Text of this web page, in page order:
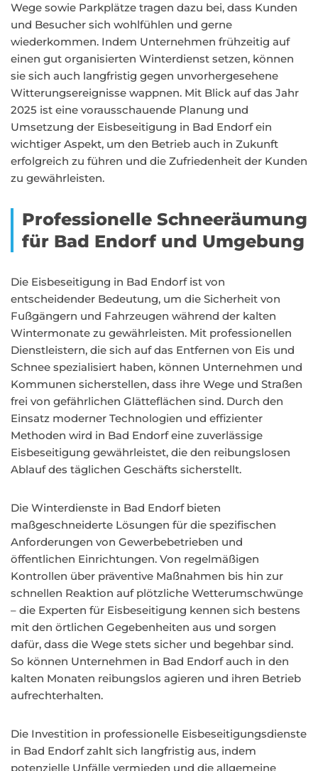
Wege sowie Parkplätze tragen dazu bei, dass Kunden
und Besucher sich wohlfühlen und gerne
wiederkommen. Indem Unternehmen frühzeitig auf
einen gut organisierten Winterdienst setzen, können
sie sich auch langfristig gegen unvorhergesehene
Witterungsereignisse wappnen. Mit Blick auf das Jahr
2025 ist eine vorausschauende Planung und
Umsetzung der Eisbeseitigung in Bad Endorf ein
wichtiger Aspekt, um den Betrieb auch in Zukunft
erfolgreich zu führen und die Zufriedenheit der Kunden
zu gewährleisten.
Professionelle Schneeräumung
für Bad Endorf und Umgebung
Die Eisbeseitigung in Bad Endorf ist von
entscheidender Bedeutung, um die Sicherheit von
Fußgängern und Fahrzeugen während der kalten
Wintermonate zu gewährleisten. Mit professionellen
Dienstleistern, die sich auf das Entfernen von Eis und
Schnee spezialisiert haben, können Unternehmen und
Kommunen sicherstellen, dass ihre Wege und Straßen
frei von gefährlichen Glätteflächen sind. Durch den
Einsatz moderner Technologien und effizienter
Methoden wird in Bad Endorf eine zuverlässige
Eisbeseitigung gewährleistet, die den reibungslosen
Ablauf des täglichen Geschäfts sicherstellt.
Die Winterdienste in Bad Endorf bieten
maßgeschneiderte Lösungen für die spezifischen
Anforderungen von Gewerbebetrieben und
öffentlichen Einrichtungen. Von regelmäßigen
Kontrollen über präventive Maßnahmen bis hin zur
schnellen Reaktion auf plötzliche Wetterumschwünge
– die Experten für Eisbeseitigung kennen sich bestens
mit den örtlichen Gegebenheiten aus und sorgen
dafür, dass die Wege stets sicher und begehbar sind.
So können Unternehmen in Bad Endorf auch in den
kalten Monaten reibungslos agieren und ihren Betrieb
aufrechterhalten.
Die Investition in professionelle Eisbeseitigungsdienste
in Bad Endorf zahlt sich langfristig aus, indem
potenzielle Unfälle vermieden und die allgemeine